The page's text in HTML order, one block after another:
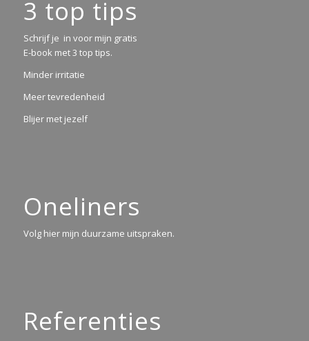
3 top tips
Schrijf je in voor mijn gratis
E-book met 3 top tips.
Minder irritatie
Meer tevredenheid
Blijer met jezelf
Oneliners
Volg hier mijn duurzame uitspraken.
Referenties